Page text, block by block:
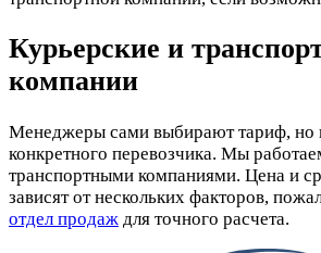
Курьерские и
компании
Менеджеры сами выбирают тариф, но
конкретного перевозчика. Мы
транспортными компаниями. Цена и
зависят от нескольких факторов,
отдел продаж для точного расчета.